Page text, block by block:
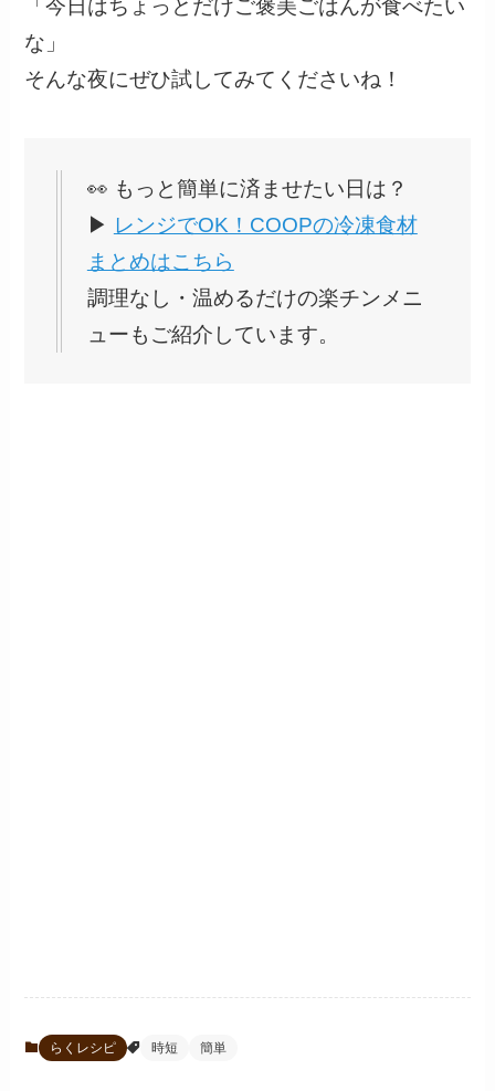
「今日はちょっとだけご褒美ごはんが食べたい
な」
そんな夜にぜひ試してみてくださいね！
👀 もっと簡単に済ませたい日は？
▶ レンジでOK！COOPの冷凍食材
まとめはこちら
調理なし・温めるだけの楽チンメニ
ューもご紹介しています。
らくレシピ 時短 簡単